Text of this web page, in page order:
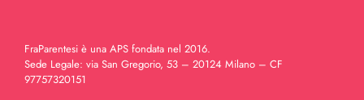
FraParentesi è una APS fondata nel 2016.
Sede Legale: via San Gregorio, 53 – 20124 Milano – CF
97757320151